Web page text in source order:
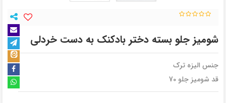
شومیز جلو بسته دختر بادکنک به دست خردلی
جنس الیزه ترک
قد شومیز جلو 70